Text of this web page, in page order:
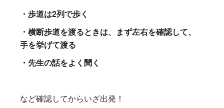
・歩道は2列で歩く
・横断歩道を渡るときは、まず左右を確認して、
手を挙げて渡る
・先生の話をよく聞く
など確認してからいざ出発！